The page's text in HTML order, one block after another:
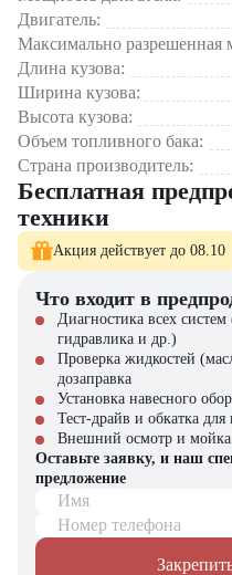
Долговечность
Строительство дорог и
Промышленные перевозки
Коммунальное хозяйство и
Крупные инфраструктурные
Эта модель сочетает в себе
экономичность.
использованию
TGS 41.400 [8x4, 20 м³]
эксплуатационные затраты
Компания "ЦТО" –
Новые самосвалы MAN с
Официальную гарантию
Профессиональное
Гибкие финансовые
Оригинальные запчасти в
В нашем каталоге
а также вилочные погрузчики,
устройства. Оставьте
менеджерами для
вашего бизнеса!
Двигатель:
Максимально разрешенная
Длина кузова:
Ширина кузова:
Высота кузова:
Объем топливного бака:
Страна производитель:
Бесплатная
техники
Акция действует до 08.10
Что входит в
Диагностика всех систем
гидравлика и др.)
Проверка жидкостей
дозаправка
Установка навесного
Тест-драйв и обкатка
Внешний осмотр и мойка
Оставьте заявку, и наш
предложение
Имя
Номер телефона